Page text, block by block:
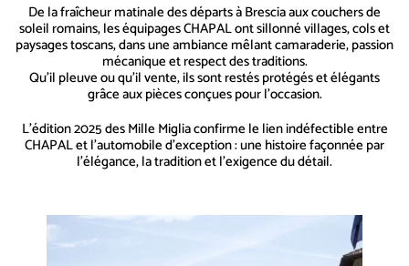
De la fraîcheur matinale des départs à Brescia aux couchers de
soleil romains, les équipages CHAPAL ont sillonné villages, cols et
paysages toscans, dans une ambiance mêlant camaraderie, passion
mécanique et respect des traditions.
Qu’il pleuve ou qu’il vente, ils sont restés protégés et élégants
grâce aux pièces conçues pour l’occasion.
L’édition 2025 des Mille Miglia confirme le lien indéfectible entre
CHAPAL et l’automobile d’exception : une histoire façonnée par
l’élégance, la tradition et l’exigence du détail.